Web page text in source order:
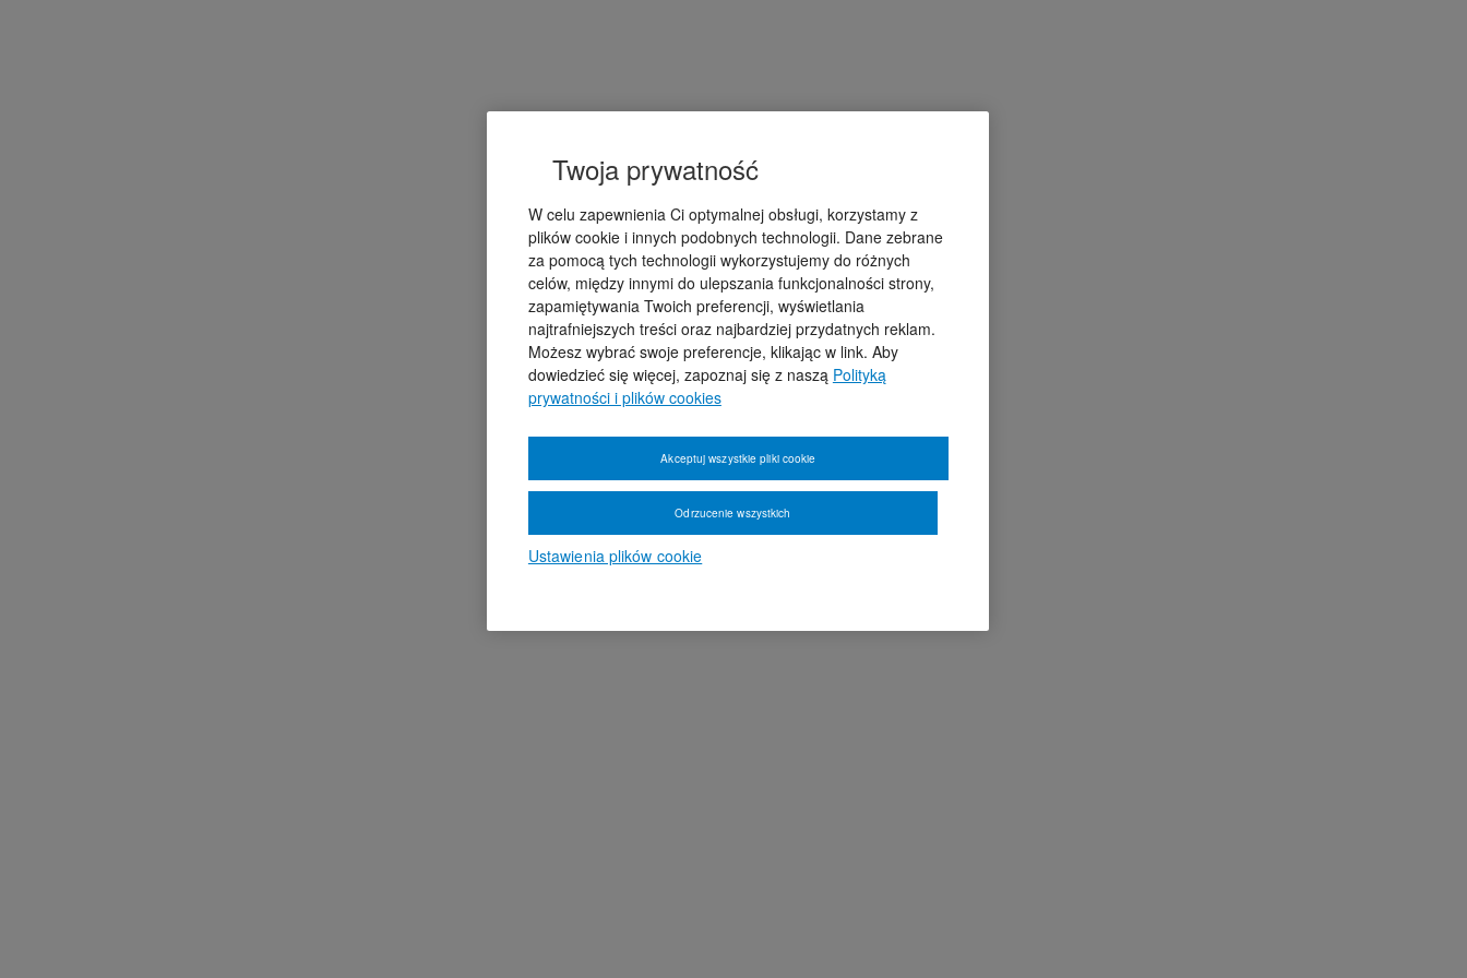
Twoja prywatność
W celu zapewnienia Ci optymalnej obsługi, korzystamy z
plików cookie i innych podobnych technologii. Dane zebrane
za pomocą tych technologii wykorzystujemy do różnych
celów, między innymi do ulepszania funkcjonalności strony,
zapamiętywania Twoich preferencji, wyświetlania
najtrafniejszych treści oraz najbardziej przydatnych reklam.
Możesz wybrać swoje preferencje, klikając w link. Aby
dowiedzieć się więcej, zapoznaj się z naszą Polityką
prywatności i plików cookies
Ustawienia plików cookie
Odrzucenie wszystkich
Akceptuj wszystkie pliki cookie